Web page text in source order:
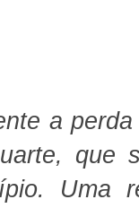
a
que
Uma